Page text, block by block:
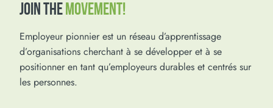
JOIN THEMOVEMENT!
Employeur pionnier est un réseau d’apprentissage
d’organisations cherchant à se développer et à se
positionner en tant qu’employeurs durables et centrés sur
les personnes.